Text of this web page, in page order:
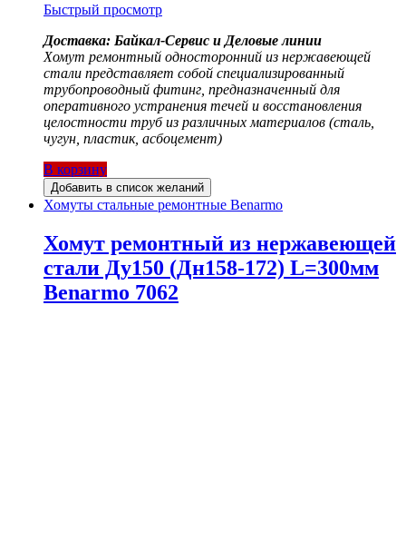
Быстрый просмотр
Доставка: Байкал-Сервис и Деловые линии
Хомут ремонтный односторонний из нержавеющей
стали представляет собой специализированный
трубопроводный фитинг, предназначенный для
оперативного устранения течей и восстановления
целостности труб из различных материалов (сталь,
чугун, пластик, асбоцемент)
В корзину
Добавить в список желаний
Хомуты стальные ремонтные Benarmo
Хомут ремонтный из нержавеющей
стали Ду150 (Дн158-172) L=300мм
Benarmo 7062